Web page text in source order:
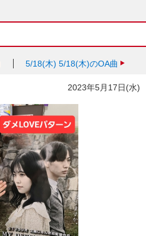
5/18(木) 5/18(木)のOA曲
2023年5月17日(水)